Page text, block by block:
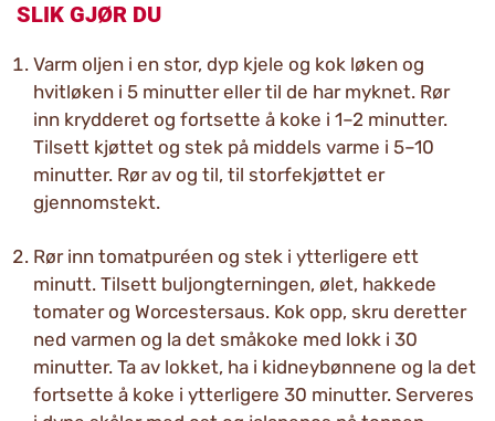
SLIK GJØR DU
Varm oljen i en stor, dyp kjele og kok løken og
hvitløken i 5 minutter eller til de har myknet. Rør
inn krydderet og fortsette å koke i 1–2 minutter.
Tilsett kjøttet og stek på middels varme i 5–10
minutter. Rør av og til, til storfekjøttet er
gjennomstekt.
Rør inn tomatpuréen og stek i ytterligere ett
minutt. Tilsett buljongterningen, ølet, hakkede
tomater og Worcestersaus. Kok opp, skru deretter
ned varmen og la det småkoke med lokk i 30
minutter. Ta av lokket, ha i kidneybønnene og la det
fortsette å koke i ytterligere 30 minutter. Serveres